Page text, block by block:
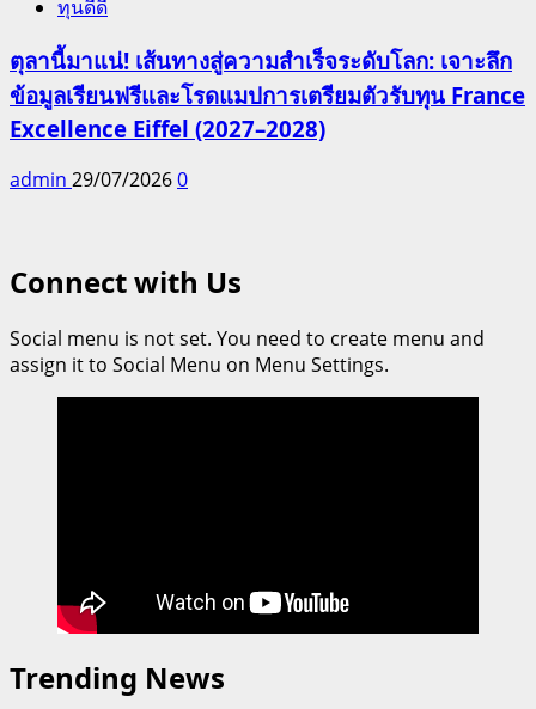
ทุนดีดี
ตุลานี้มาแน่! เส้นทางสู่ความสำเร็จระดับโลก: เจาะลึก
ข้อมูลเรียนฟรีและโรดแมปการเตรียมตัวรับทุน France
Excellence Eiffel (2027–2028)
admin 29/07/20260
Connect with Us
Social menu is not set. You need to create menu and
assign it to Social Menu on Menu Settings.
Trending News